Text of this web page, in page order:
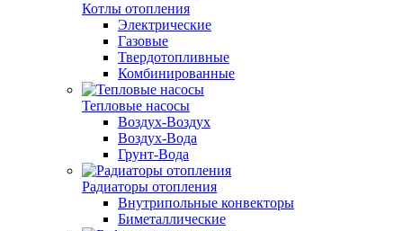
Котлы отопления
Электрические
Газовые
Твердотопливные
Комбинированные
Тепловые насосы
Воздух-Воздух
Воздух-Вода
Грунт-Вода
Радиаторы отопления
Внутрипольные конвекторы
Биметаллические